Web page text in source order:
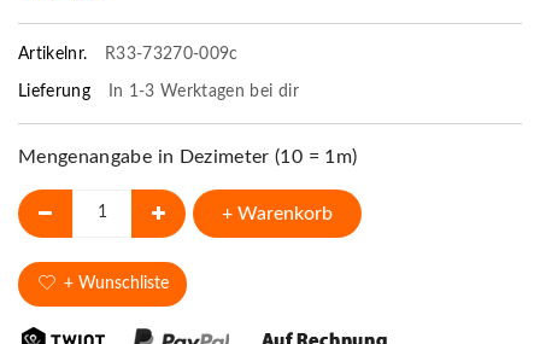
Artikelnr. R33-73270-009c
Lieferung In 1-3 Werktagen bei dir
Mengenangabe in Dezimeter (10 = 1m)
+ Warenkorb
+ Wunschliste